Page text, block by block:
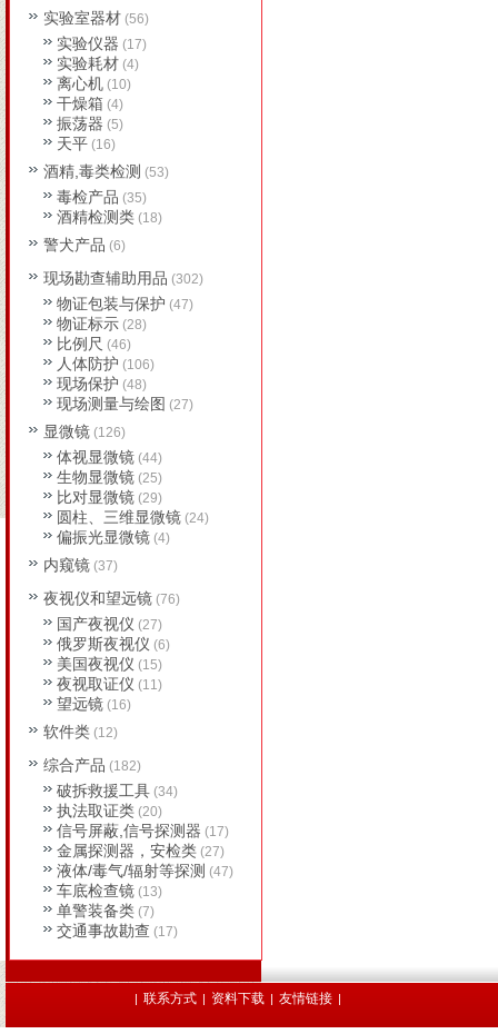
实验室器材 (56)
实验仪器 (17)
实验耗材 (4)
离心机 (10)
干燥箱 (4)
振荡器 (5)
天平 (16)
酒精,毒类检测 (53)
毒检产品 (35)
酒精检测类 (18)
警犬产品 (6)
现场勘查辅助用品 (302)
物证包装与保护 (47)
物证标示 (28)
比例尺 (46)
人体防护 (106)
现场保护 (48)
现场测量与绘图 (27)
显微镜 (126)
体视显微镜 (44)
生物显微镜 (25)
比对显微镜 (29)
圆柱、三维显微镜 (24)
偏振光显微镜 (4)
内窥镜 (37)
夜视仪和望远镜 (76)
国产夜视仪 (27)
俄罗斯夜视仪 (6)
美国夜视仪 (15)
夜视取证仪 (11)
望远镜 (16)
软件类 (12)
综合产品 (182)
破拆救援工具 (34)
执法取证类 (20)
信号屏蔽,信号探测器 (17)
金属探测器，安检类 (27)
液体/毒气/辐射等探测 (47)
车底检查镜 (13)
单警装备类 (7)
交通事故勘查 (17)
| 联系方式 | 资料下载 | 友情链接 |